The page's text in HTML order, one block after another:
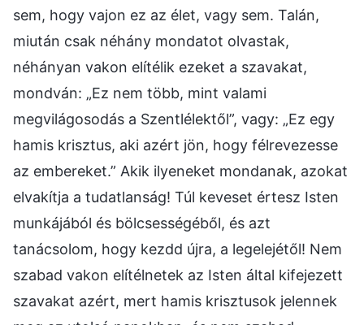
sem, hogy vajon ez az élet, vagy sem. Talán,
miután csak néhány mondatot olvastak,
néhányan vakon elítélik ezeket a szavakat,
mondván: „Ez nem több, mint valami
megvilágosodás a Szentlélektől”, vagy: „Ez egy
hamis krisztus, aki azért jön, hogy félrevezesse
az embereket.” Akik ilyeneket mondanak, azokat
elvakítja a tudatlanság! Túl keveset értesz Isten
munkájából és bölcsességéből, és azt
tanácsolom, hogy kezdd újra, a legelejétől! Nem
szabad vakon elítélnetek az Isten által kifejezett
szavakat azért, mert hamis krisztusok jelennek